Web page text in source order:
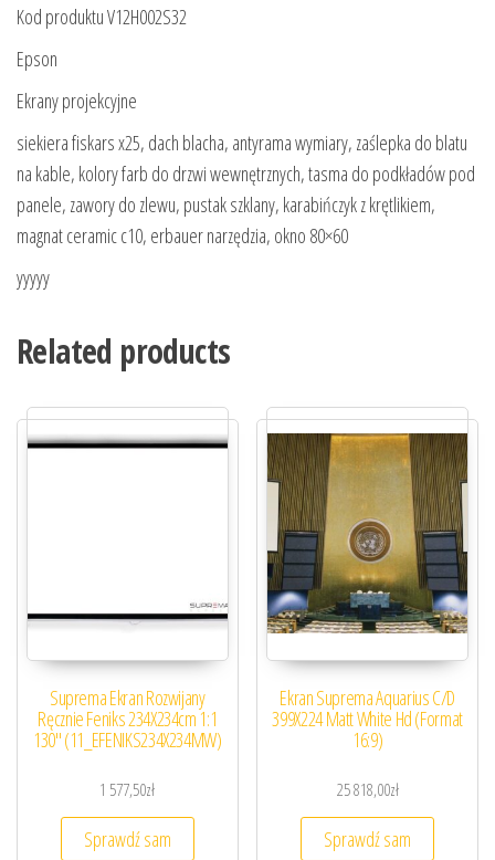
Kod produktu V12H002S32
Epson
Ekrany projekcyjne
siekiera fiskars x25, dach blacha, antyrama wymiary, zaślepka do blatu
na kable, kolory farb do drzwi wewnętrznych, tasma do podkładów pod
panele, zawory do zlewu, pustak szklany, karabińczyk z krętlikiem,
magnat ceramic c10, erbauer narzędzia, okno 80×60
yyyyy
Related products
Suprema Ekran Rozwijany
Ręcznie Feniks 234X234cm 1:1
130″ (11_EFENIKS234X234MW)
1 577,50zł
Sprawdź sam
Ekran Suprema Aquarius C/D
399X224 Matt White Hd (Format
16:9)
25 818,00zł
Sprawdź sam